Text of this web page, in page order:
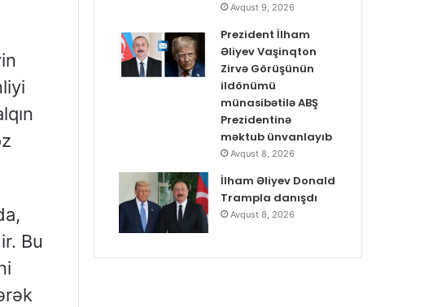
Bu
Avqust 9, 2026
Prezident İlham
Əliyev Vaşinqton
Zirvə Görüşünün
ildönümü
münasibətilə ABŞ
Prezidentinə
məktub ünvanlayıb
Avqust 8, 2026
İlham Əliyev Donald
Trampla danışdı
Avqust 8, 2026